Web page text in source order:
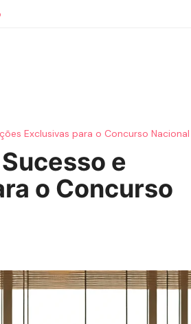
Exclusivas para o Concurso
e
o Concurso